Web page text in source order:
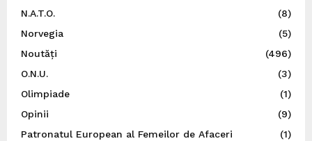
N.A.T.O.
(8)
Norvegia
(5)
Noutăți
(496)
O.N.U.
(3)
Olimpiade
(1)
Opinii
(9)
Patronatul European al Femeilor de Afaceri
(1)